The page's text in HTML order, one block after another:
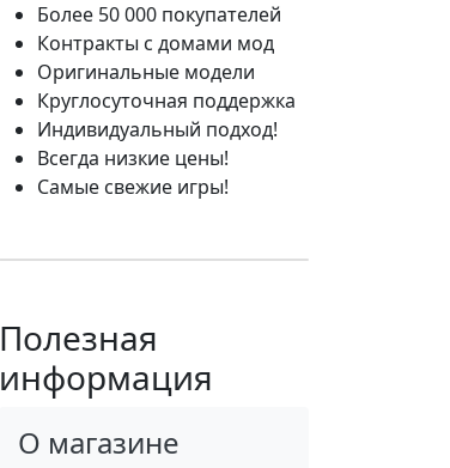
Более 50 000 покупателей
Контракты с домами мод
Оригинальные модели
Круглосуточная поддержка
Индивидуальный подход!
Всегда низкие цены!
Самые свежие игры!
Полезная
информация
О магазине